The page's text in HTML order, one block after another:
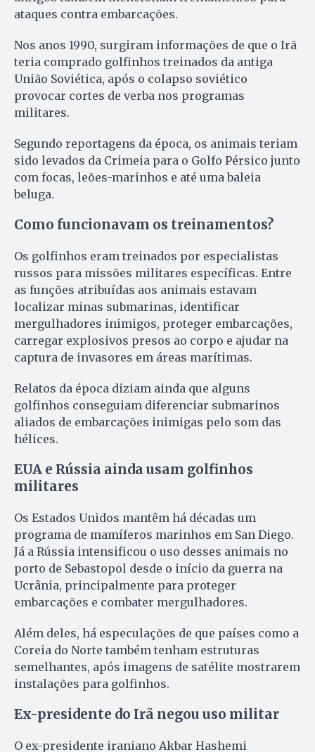
ataques contra embarcações.
Nos anos 1990, surgiram informações de que o Irã
teria comprado golfinhos treinados da antiga
União Soviética, após o colapso soviético
provocar cortes de verba nos programas
militares.
Segundo reportagens da época, os animais teriam
sido levados da Crimeia para o Golfo Pérsico junto
com focas, leões-marinhos e até uma baleia
beluga.
Como funcionavam os treinamentos?
Os golfinhos eram treinados por especialistas
russos para missões militares específicas. Entre
as funções atribuídas aos animais estavam
localizar minas submarinas, identificar
mergulhadores inimigos, proteger embarcações,
carregar explosivos presos ao corpo e ajudar na
captura de invasores em áreas marítimas.
Relatos da época diziam ainda que alguns
golfinhos conseguiam diferenciar submarinos
aliados de embarcações inimigas pelo som das
hélices.
EUA e Rússia ainda usam golfinhos
militares
Os Estados Unidos mantêm há décadas um
programa de mamíferos marinhos em San Diego.
Já a Rússia intensificou o uso desses animais no
porto de Sebastopol desde o início da guerra na
Ucrânia, principalmente para proteger
embarcações e combater mergulhadores.
Além deles, há especulações de que países como a
Coreia do Norte também tenham estruturas
semelhantes, após imagens de satélite mostrarem
instalações para golfinhos.
Ex-presidente do Irã negou uso militar
O ex-presidente iraniano Akbar Hashemi